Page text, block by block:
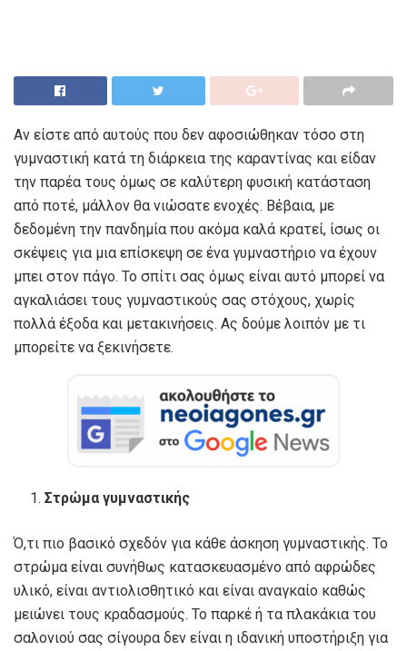
Αν είστε από αυτούς που δεν αφοσιώθηκαν τόσο στη
γυμναστική κατά τη διάρκεια της καραντίνας και είδαν
την παρέα τους όμως σε καλύτερη φυσική κατάσταση
από ποτέ, μάλλον θα νιώσατε ενοχές. Βέβαια, με
δεδομένη την πανδημία που ακόμα καλά κρατεί, ίσως οι
σκέψεις για μια επίσκεψη σε ένα γυμναστήριο να έχουν
μπει στον πάγο. Το σπίτι σας όμως είναι αυτό μπορεί να
αγκαλιάσει τους γυμναστικούς σας στόχους, χωρίς
πολλά έξοδα και μετακινήσεις. Ας δούμε λοιπόν με τι
μπορείτε να ξεκινήσετε.
Στρώμα γυμναστικής
Ό,τι πιο βασικό σχεδόν για κάθε άσκηση γυμναστικής. Το
στρώμα είναι συνήθως κατασκευασμένο από αφρώδες
υλικό, είναι αντιολισθητικό και είναι αναγκαίο καθώς
μειώνει τους κραδασμούς. Το παρκέ ή τα πλακάκια του
σαλονιού σας σίγουρα δεν είναι η ιδανική υποστήριξη για